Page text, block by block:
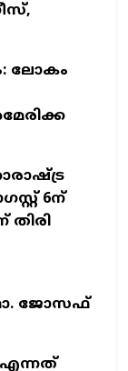
ലോകം
6ന്
ജോസഫ്